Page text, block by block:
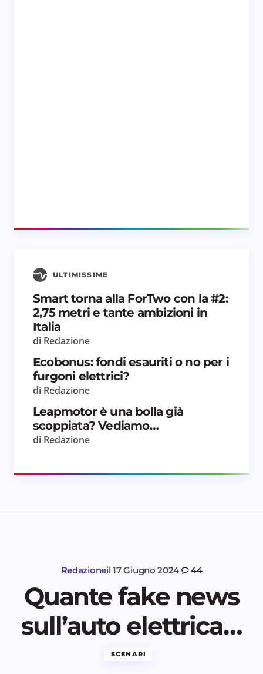
ULTIMISSIME
Smart torna alla ForTwo con la #2:
2,75 metri e tante ambizioni in
Italia
di Redazione
Ecobonus: fondi esauriti o no per i
furgoni elettrici?
di Redazione
Leapmotor è una bolla già
scoppiata? Vediamo…
di Redazione
Redazioneil 17 Giugno 2024 44
Quante fake news
sull’auto elettrica…
SCENARI